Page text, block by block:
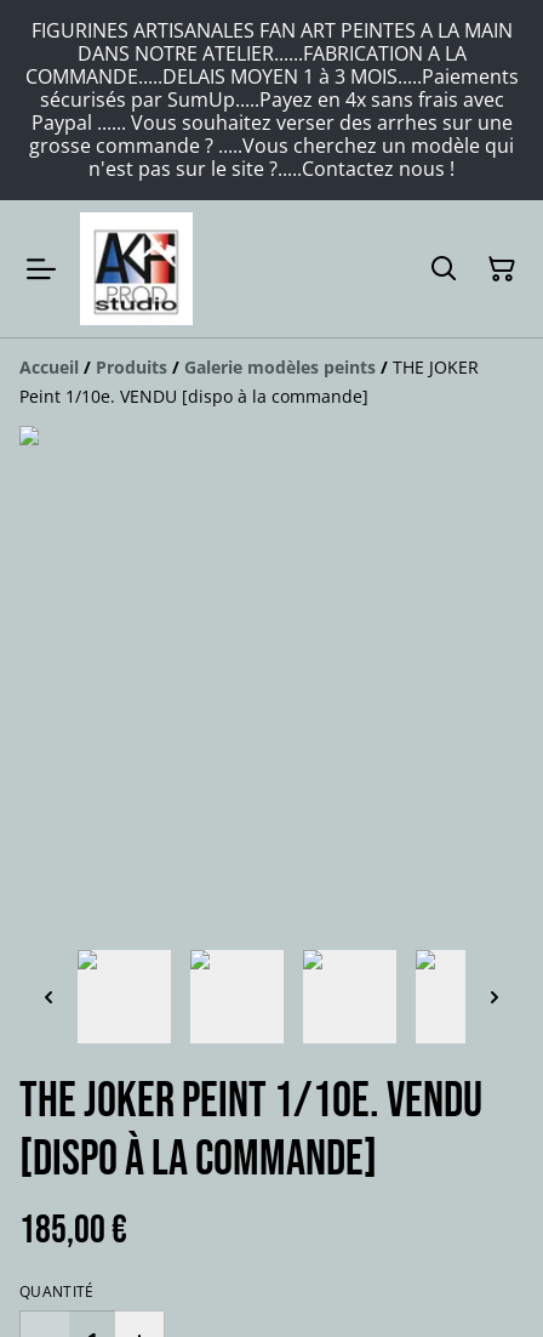
FIGURINES ARTISANALES FAN ART PEINTES A LA MAIN
DANS NOTRE ATELIER......FABRICATION A LA
COMMANDE.....DELAIS MOYEN 1 à 3 MOIS.....Paiements
sécurisés par SumUp.....Payez en 4x sans frais avec
Paypal ...... Vous souhaitez verser des arrhes sur une
grosse commande ? .....Vous cherchez un modèle qui
n'est pas sur le site ?.....Contactez nous !
Accueil / Produits / Galerie modèles peints / THE JOKER
Peint 1/10e. VENDU [dispo à la commande]
THE JOKER Peint 1/10e. VENDU
[dispo à la commande]
185,00 €
QUANTITÉ